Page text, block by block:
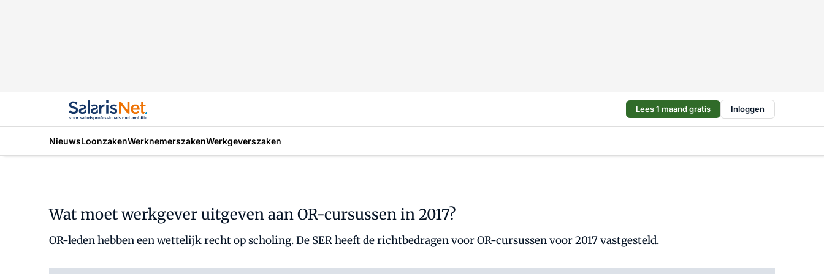
Lees 1 maand gratis Inloggen
NieuwsLoonzakenWerknemerszakenWerkgeverszaken
Wat moet werkgever uitgeven aan OR-cursussen in 2017?
OR-leden hebben een wettelijk recht op scholing. De SER heeft de richtbedragen voor OR-cursussen voor 2017 vastgesteld.